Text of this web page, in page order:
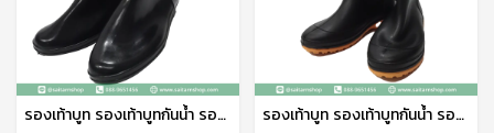
รองเท้าบูท รองเท้าบูทกันน้ำ รองเท้าทำสวน รองเท้าบูทสูง 9.5 นิ้ว สีดำ No.A4000 arrow star รองเท้าบูท รองเท้าบูทกันน้ำ รองเท้าทำสวน รองเท้าบูทสูง 12 นิ้ว สีดำ No.A991 arrow star